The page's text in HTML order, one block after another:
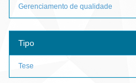
Gerenciamento de qualidade
Tipo
Tese